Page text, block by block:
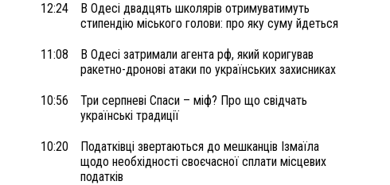
12:24
В Одесі двадцять школярів отримуватимуть
стипендію міського голови: про яку суму йдеться
11:08
В Одесі затримали агента рф, який коригував
ракетно-дронові атаки по українських захисниках
10:56
Три серпневі Спаси – міф? Про що свідчать
українські традиції
10:20
Податківці звертаються до мешканців Ізмаїла
щодо необхідності своєчасної сплати місцевих
податків